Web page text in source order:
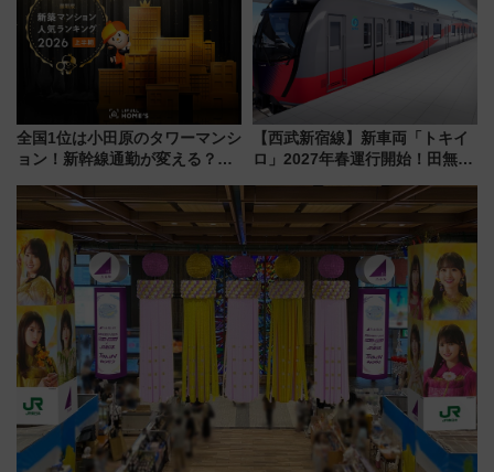
雑避ける「空席」探しのコツ
全国1位は小田原のタワーマンシ
ョン！新幹線通勤が変える？
【新築マンション人気ランキン
【西武新宿線】新車両「トキイ
ロ」2027年春運行開始！田無・
「第2弾」も